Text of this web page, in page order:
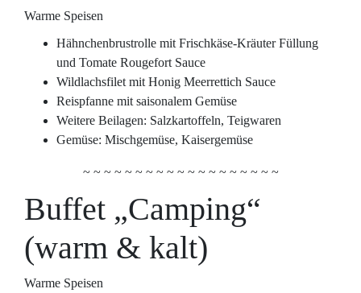
Warme Speisen
Hähnchenbrustrolle mit Frischkäse-Kräuter Füllung
und Tomate Rougefort Sauce
Wildlachsfilet mit Honig Meerrettich Sauce
Reispfanne mit saisonalem Gemüse
Weitere Beilagen: Salzkartoffeln, Teigwaren
Gemüse: Mischgemüse, Kaisergemüse
~ ~ ~ ~ ~ ~ ~ ~ ~ ~ ~ ~ ~ ~ ~ ~ ~ ~ ~
Buffet „Camping“
(warm & kalt)
Warme Speisen